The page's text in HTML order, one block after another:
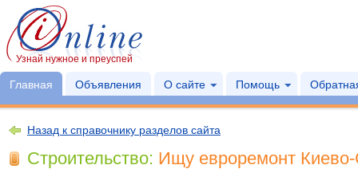
Узнай нужное и преуспей
Главная Объявления О сайте Помощь
Назад к справочнику разделов сайта
Строительство: Ищу евроремонт